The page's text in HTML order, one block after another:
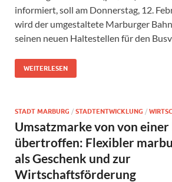
informiert, soll am Donnerstag, 12.
wird der umgestaltete Marburger
seinen neuen Haltestellen für den
WEITERLESEN
STADT MARBURG / STADTENTWICKLUNG /
Umsatzmarke von von
übertroffen: Flexibler
als Geschenk und zur
Wirtschaftsförderung